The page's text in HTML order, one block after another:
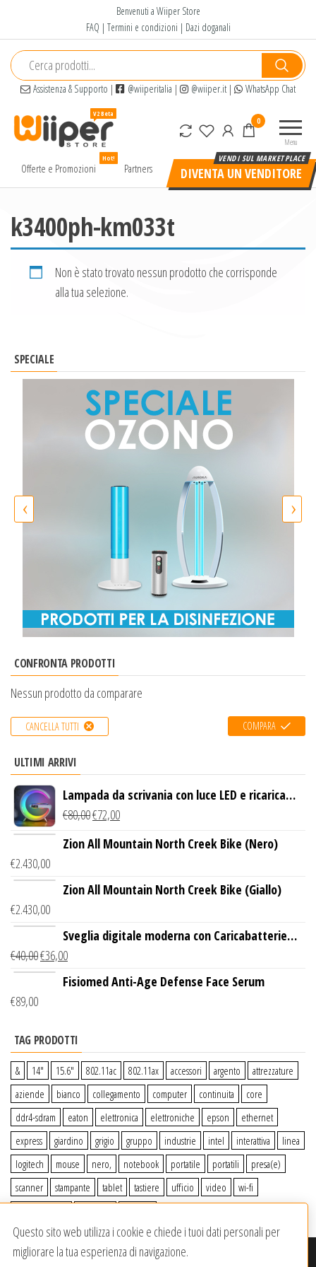
contenuto
Benvenuti a Wiiper Store
FAQ | Termini e condizioni | Dazi doganali
Assistenza & Supporto | @wiiperitalia | @wiiper.it| WhatsApp Chat
alta
prezzo
Menu
0
Offerte e Promozioni
Hot!
Partners DIVENTA UN VENDITORE
k3400ph-km033t
Non è stato trovato nessun prodotto che corrisponde
alla tua selezione.
SPECIALE
‹ ›
CONFRONTA PRODOTTI
Nessun prodotto da comparare
CANCELLA TUTTI COMPARA
ULTIMI ARRIVI
Lampada da scrivania con luce LED e ricarica
wireless
€80,00€72,00
Zion All Mountain North Creek Bike (Nero)
€2.430,00
Zion All Mountain North Creek Bike (Giallo)
€2.430,00
Sveglia digitale moderna con Caricabatterie
Wireless Qi
€40,00€36,00
Fisiomed Anti-Age Defense Face Serum
€89,00
TAG PRODOTTI
& 14″ 15.6″ 802.11ac 802.11ax accessori argento
attrezzature
aziende
bianco collegamento computer continuita
core
ddr4-sdram
eaton elettronica elettroniche epson
ethernet
express
giardino grigio gruppo industrie intel interattiva
linea
logitech
mouse nero, notebook portatile portatili
presa(e)
scanner
stampante tablet tastiere ufficio video
wi-fi
© 2020-2023Wiiper Store. Tutti i diritti riservati
Questo sito web utilizza i cookie e chiede i tuoi dati personali per
migliorare la tua esperienza di navigazione.